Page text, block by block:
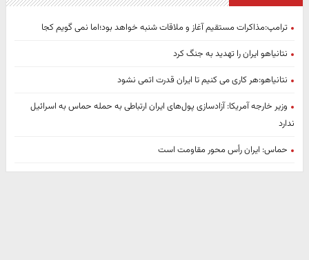
ترامپ:مذاکرات مستقیم آغاز و ملاقات شنبه خواهد بود؛اما نمی گویم کجا
نتانیاهو ایران را تهدید به جنگ کرد
نتانیاهو:هر کاری می کنیم تا ایران قدرت اتمی نشود
وزیر خارجه آمریکا: آزادسازی پول‌های ایران ارتباطی به حمله حماس به اسرائیل
ندارد
حماس: ایران رأس محور مقاومت است